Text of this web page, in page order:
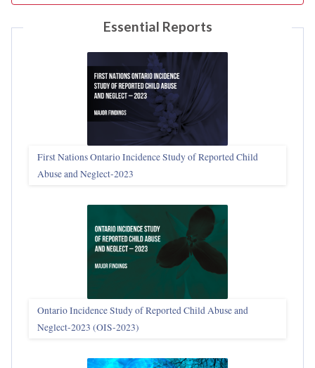
Essential Reports
First Nations Ontario Incidence Study of Reported Child
Abuse and Neglect‑2023
Ontario Incidence Study of Reported Child Abuse and
Neglect-2023 (OIS‑2023)